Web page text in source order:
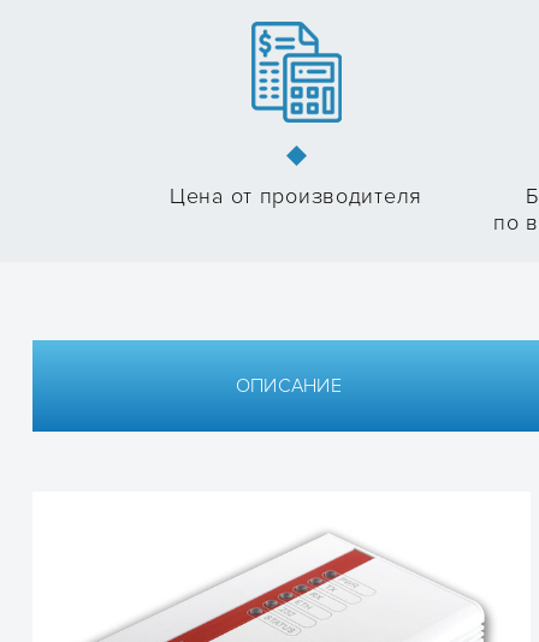
Цена от производителя
по
ОПИСАНИЕ
Технические
Частотный диапазон